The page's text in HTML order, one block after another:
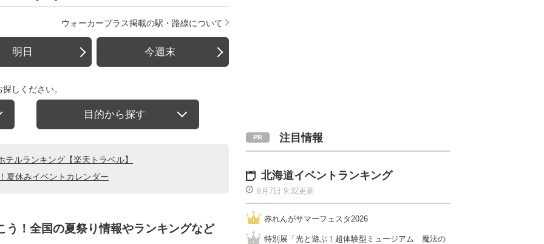
ウォーカープラス掲載の駅・路線について
明日 今週末
しください。
目的から探す
ルランキング【楽天トラベル】
夏休みイベントカレンダー
！全国の夏祭り情報やランキングなど
注目情報
北海道イベントランキング
8月7日 9:32更新
赤れんがサマーフェスタ2026
特別展「光と遊ぶ！超体験型ミュージアム 魔法の